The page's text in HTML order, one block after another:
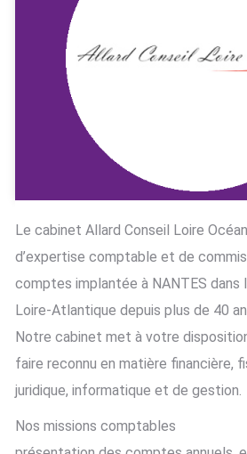
Le cabinet Allard Conseil Loire
d’expertise comptable et de
comptes implantée à NANTES
Loire-Atlantique depuis plus de 40
Notre cabinet met à votre
faire reconnu en matière financière,
juridique, informatique et de gestion.
Nos missions comptables